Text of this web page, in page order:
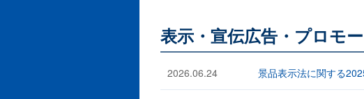
表示・宣伝広告・プロモ
2026.06.24 景品表示法に関する